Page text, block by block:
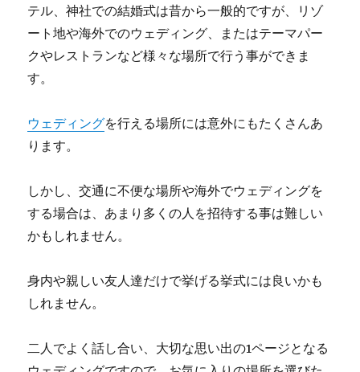
テル、神社での結婚式は昔から一般的ですが、リゾ
ート地や海外でのウェディング、またはテーマパー
クやレストランなど様々な場所で行う事ができま
す。
ウェディングを行える場所には意外にもたくさんあ
ります。
しかし、交通に不便な場所や海外でウェディングを
する場合は、あまり多くの人を招待する事は難しい
かもしれません。
身内や親しい友人達だけで挙げる挙式には良いかも
しれません。
二人でよく話し合い、大切な思い出の1ページとなる